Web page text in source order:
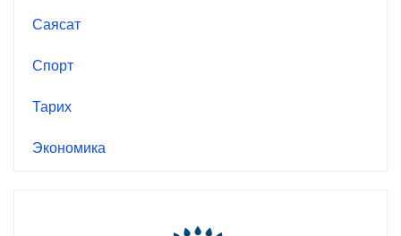
Саясат
Спорт
Тарих
Экономика